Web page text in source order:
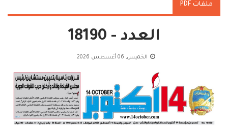
ملفات PDF
العدد - 18190
الخميس, 06 أغسطس 2026